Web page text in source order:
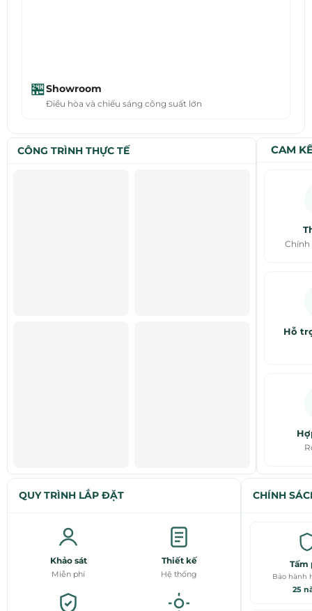
🏪Showroom
Điều hòa và chiếu sáng công suất lớn
CÔNG TRÌNH THỰC TẾ CAM
Chính
Hỗ
QUY TRÌNH LẮP ĐẶT
Khảo sát
Miễn phí
Thiết kế
Hệ thống
CHÍNH
Tấm
Bảo hành
25